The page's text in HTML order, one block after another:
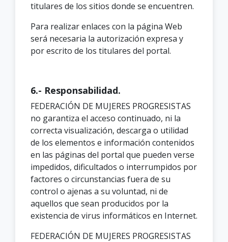
titulares de los sitios donde se encuentren.
Para realizar enlaces con la página Web
será necesaria la autorización expresa y
por escrito de los titulares del portal.
6.- Responsabilidad.
FEDERACIÓN DE MUJERES PROGRESISTAS
no garantiza el acceso continuado, ni la
correcta visualización, descarga o utilidad
de los elementos e información contenidos
en las páginas del portal que pueden verse
impedidos, dificultados o interrumpidos por
factores o circunstancias fuera de su
control o ajenas a su voluntad, ni de
aquellos que sean producidos por la
existencia de virus informáticos en Internet.
FEDERACIÓN DE MUJERES PROGRESISTAS